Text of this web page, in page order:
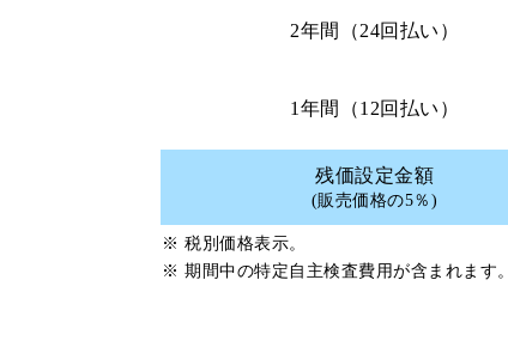
2年間（24回払い）
1年間（12回払い）
残価設定金額
(販売価格の5％)
※ 税別価格表示。
※ 期間中の特定自主検査費用が含まれます。